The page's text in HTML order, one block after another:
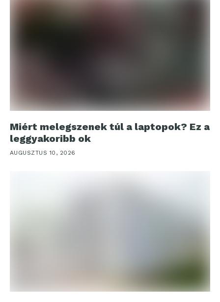
Miért melegszenek túl a laptopok? Ez a
leggyakoribb ok
AUGUSZTUS 10, 2026